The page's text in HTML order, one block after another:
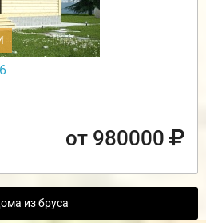
от 980000
из бруса